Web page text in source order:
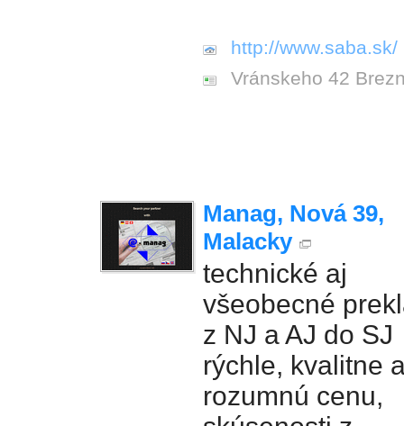
http://www.saba.sk/
Vránskeho 42
Manag, Nová 39,
Malacky
technické aj
všeobecné
z NJ a AJ do SJ
rýchle, kvalitne
rozumnú cenu,